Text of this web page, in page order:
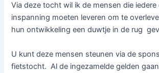
Via deze tocht wil ik de mensen die iedere
inspanning moeten leveren om te
hun ontwikkeling een duwtje in de rug
U kunt deze mensen steunen via de
fietstocht. Al de ingezamelde gelden